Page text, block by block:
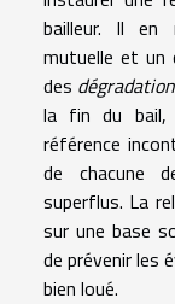
bailleur. Il en
mutuelle et un
des
la fin du
référence
de chacune
superflus. La
sur une base
de prévenir les
bien loué.